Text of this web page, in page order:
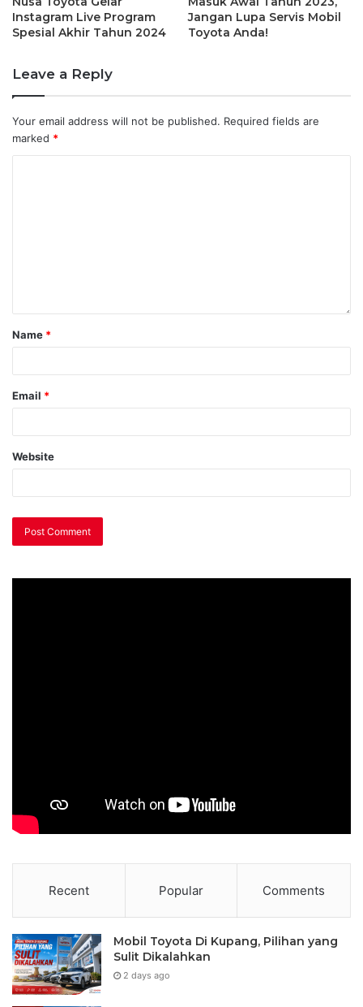
Instagram Live Program
Spesial Akhir Tahun 2024
Jangan Lupa Servis Mobil
Toyota Anda!
Leave a Reply
Your email address will not be published. Required fields are
marked *
Name *
Email *
Website
Recent Popular Comments
Mobil Toyota Di Kupang, Pilihan yang
Sulit Dikalahkan
2 days ago